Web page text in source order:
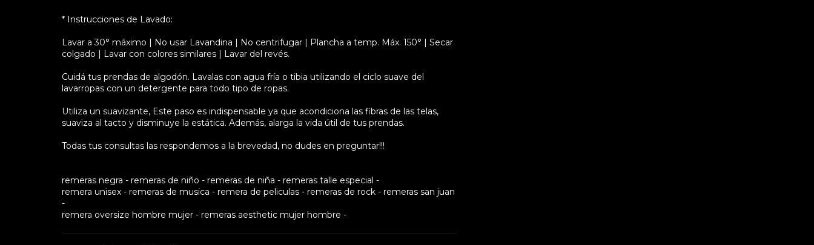
* Instrucciones de Lavado:
Lavar a 30° máximo | No usar Lavandina | No centrifugar | Plancha a temp. Máx. 150° | Secar
colgado | Lavar con colores similares | Lavar del revés.
Cuidá tus prendas de algodón. Lavalas con agua fría o tibia utilizando el ciclo suave del
lavarropas con un detergente para todo tipo de ropas.
Utiliza un suavizante, Este paso es indispensable ya que acondiciona las fibras de las telas,
suaviza al tacto y disminuye la estática. Además, alarga la vida útil de tus prendas.
Todas tus consultas las respondemos a la brevedad, no dudes en preguntar!!!
remeras negra - remeras de niño - remeras de niña - remeras talle especial -
remera unisex - remeras de musica - remera de peliculas - remeras de rock - remeras san juan
-
remera oversize hombre mujer - remeras aesthetic mujer hombre -